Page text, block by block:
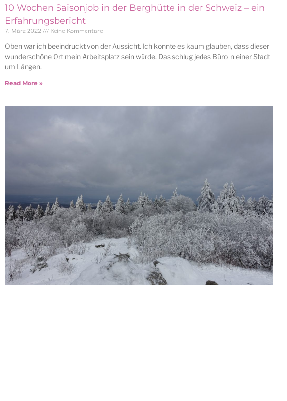
10 Wochen Saisonjob in der Berghütte in der Schweiz – ein
Erfahrungsbericht
7. März 2022 Keine Kommentare
Oben war ich beeindruckt von der Aussicht. Ich konnte es kaum glauben, dass dieser
wunderschöne Ort mein Arbeitsplatz sein würde. Das schlug jedes Büro in einer Stadt
um Längen.
Read More »